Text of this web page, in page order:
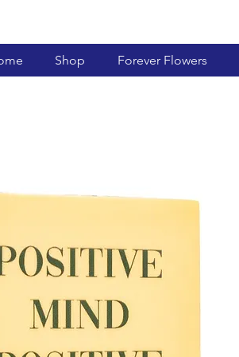
Shop Forever Flowers